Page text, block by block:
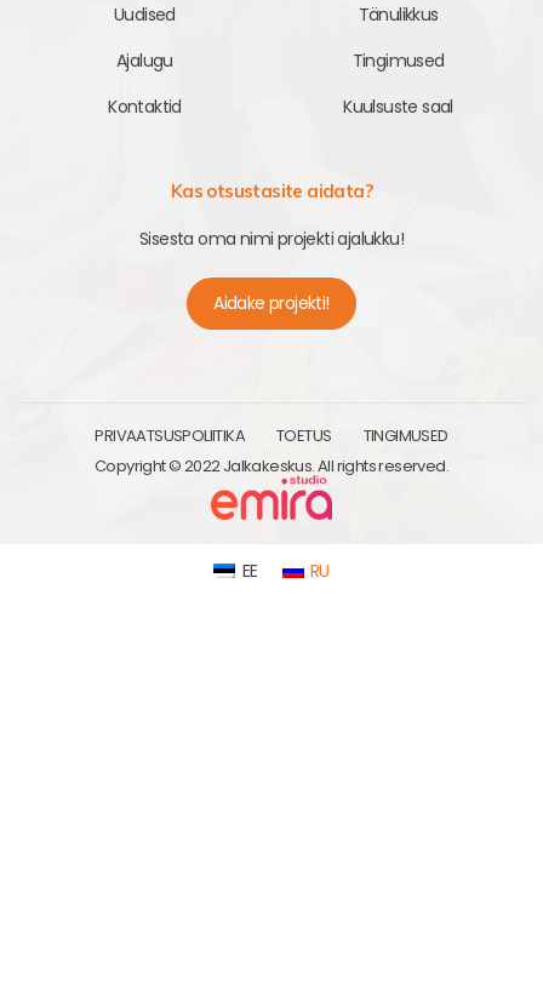
Uudised
Ajalugu
Kontaktid
Tänulikkus
Tingimused
Kuulsuste saal
Kas otsustasite aidata?
Sisesta oma nimi projekti ajalukku!
Aidake projekti!
PRIVAATSUSPOLIITIKA TOETUS
TINGIMUSED
Copyright © 2022 Jalkakeskus. All rights reserved.
EE RU